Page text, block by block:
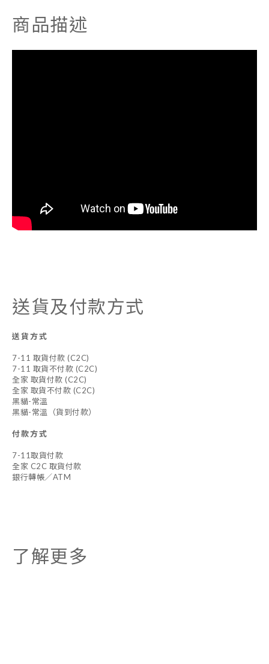
商品描述
送貨及付款方式
送貨方式
7-11 取貨付款 (C2C)
7-11 取貨不付款 (C2C)
全家 取貨付款 (C2C)
全家 取貨不付款 (C2C)
黑貓-常溫
黑貓-常溫（貨到付款）
付款方式
7-11取貨付款
全家 C2C 取貨付款
銀行轉帳／ATM
了解更多